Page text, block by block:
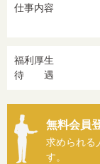
仕事内容
福利厚生
待 遇
無料会員
求められる
す。